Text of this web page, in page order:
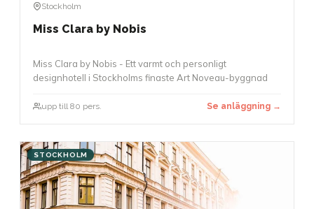
Stockholm
Miss Clara by Nobis
Miss Clara by Nobis - Ett varmt och personligt
designhotell i Stockholms finaste Art Noveau-byggnad
upp till 80 pers. Se anläggning →
STOCKHOLM